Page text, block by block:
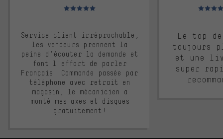
Note moyenne : 5 sur 5
Service client irréprochable,
les vendeurs prennent la
peine d'écouter la demande et
font l'effort de parler
Français. Commande passée par
téléphone avec retrait en
magasin, le mécanicien a
monté mes axes et disques
gratuitement!
Note
Le top
toujours
et une
super